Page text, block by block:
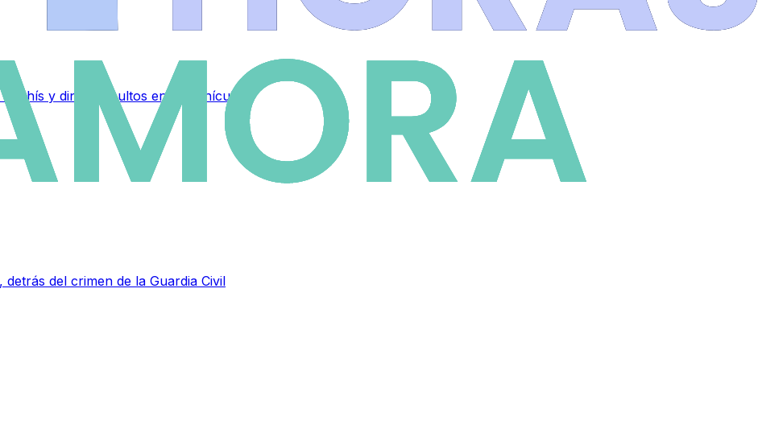
y dinero ocultos en su vehículo
del crimen de la Guardia Civil